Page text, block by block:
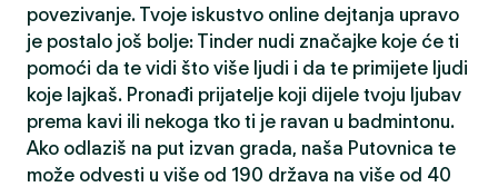
povezivanje. Tvoje iskustvo online dejtanja upravo
je postalo još bolje: Tinder nudi značajke koje će ti
pomoći da te vidi što više ljudi i da te primijete ljudi
koje lajkaš. Pronađi prijatelje koji dijele tvoju ljubav
prema kavi ili nekoga tko ti je ravan u badmintonu.
Ako odlaziš na put izvan grada, naša Putovnica te
može odvesti u više od 190 država na više od 40